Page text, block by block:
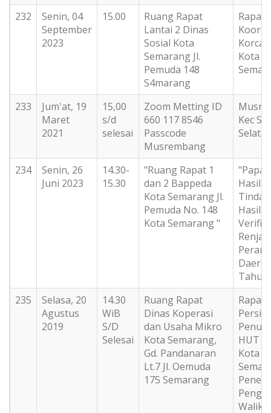
232
Senin, 04
September
2023
15.00
Ruang Rapat
Lantai 2 Dinas
Sosial Kota
Semarang Jl.
Pemuda 148
S4marang
Rapat
Kota
233
Jum'at, 19
Maret
2021
15,00
s/d
selesai
Zoom Metting ID
660 117 8546
Passcode
Musrembang
Kec
234
Senin, 26
Juni 2023
14.30-
15.30
"Ruang Rapat 1
dan 2 Bappeda
Kota Semarang Jl.
Pemuda No. 148
Kota Semarang "
Hasil
Hasil
Renja
Tahun
235
Selasa, 20
Agustus
2019
14.30
WiB
S/D
Selesai
Ruang Rapat
Dinas Koperasi
dan Usaha Mikro
Kota Semarang,
Gd. Pandanaran
Lt.7 Jl. Oemuda
175 Semarang
Rapat
HUT
Kota